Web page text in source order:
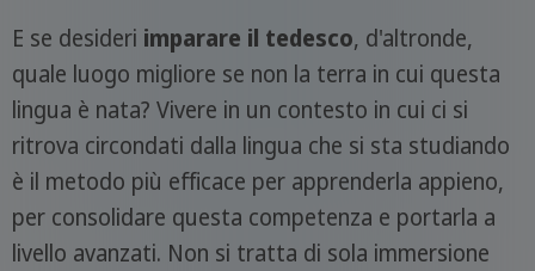
E se desideri imparare il tedesco, d'altronde,
quale luogo migliore se non la terra in cui questa
lingua è nata? Vivere in un contesto in cui ci si
ritrova circondati dalla lingua che si sta studiando
è il metodo più efficace per apprenderla appieno,
per consolidare questa competenza e portarla a
livello avanzati. Non si tratta di sola immersione